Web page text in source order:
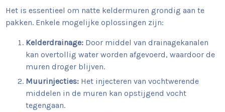
Het is essentieel om natte keldermuren grondig aan te
pakken. Enkele mogelijke oplossingen zijn:
Kelderdrainage: Door middel van drainagekanalen
kan overtollig water worden afgevoerd, waardoor de
muren droger blijven.
Muurinjecties: Het injecteren van vochtwerende
middelen in de muren kan opstijgend vocht
tegengaan.